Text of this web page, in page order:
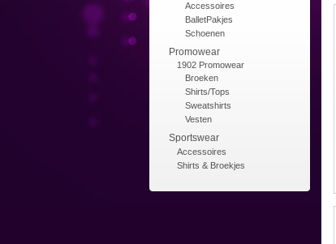
Accessoires
BalletPakjes
Schoenen
Promowear
1902 Promowear
Broeken
Shirts/Tops
Sweatshirts
Vesten
Sportswear
Accessoires
Shirts & Broekjes